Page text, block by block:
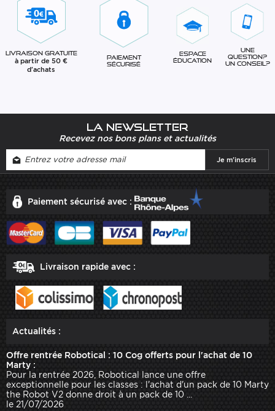
Livraison gratuite
à partir de 50 €
d'achats
Paiement
sécurisé
Espace
éducation
Une
question?
Un conseil?
La newsletter
Recevez nos bons plans et actualités
Paiement sécurisé avec :
Livraison rapide avec :
Actualités :
Offre rentrée Robotical : 10 Cog offerts pour l'achat de 10
Marty :
Pour la rentrée 2026, Robotical lance une offre
exceptionnelle pour les classes : l'achat d'un pack de 10 Marty
the Robot V2 donne droit à un pack de 10 ...
le 21/07/2026